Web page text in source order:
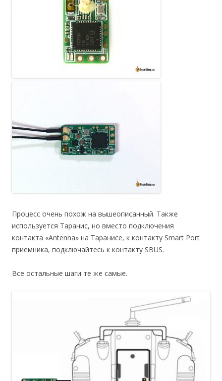
Процесс очень похож на вышеописанный. Также
используется Таранис, но вместо подключения
контакта «Antenna» на Таранисе, к контакту Smart Port
приемника, подключайтесь к контакту SBUS.
Все остальные шаги те же самые.